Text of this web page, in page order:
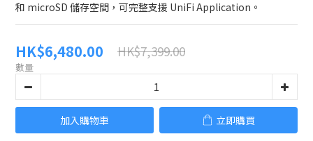
和 microSD 儲存空間，可完整支援 UniFi Application。
HK$6,480.00 HK$7,399.00
數量
加入購物車 立即購買